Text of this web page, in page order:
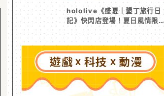
hololive《盛夏｜墾丁旅行日
記》快閃店登場！夏日風情限定
周邊首度公開